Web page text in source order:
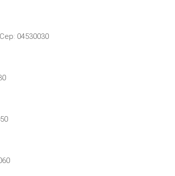
04530030